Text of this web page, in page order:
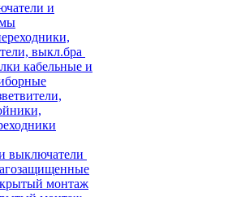
и
выкл.бра
кабельные и
выключатели
монтаж